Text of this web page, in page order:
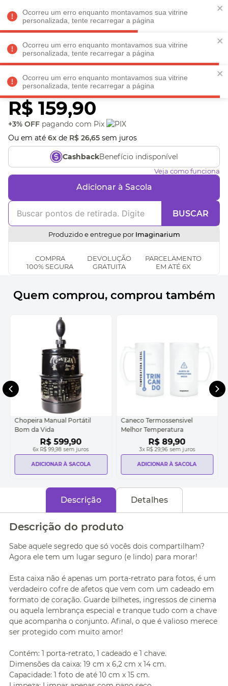
Ocorreu um erro enquanto montavamos sua vitrine
personalizada, tente recarregar a página
Ocorreu um erro enquanto montavamos sua vitrine
personalizada, tente recarregar a página
Ocorreu um erro enquanto montavamos sua vitrine
personalizada, tente recarregar a página
Faltam REGULAMENTO
Veja produtos perto de você! Informe seu CEP
Porta-Retrato Caixa
Cápsula Do Amor
R$ 159,90
+3% OFF pagando com Pix
Ou em até 6x de R$ 26,65 sem juros
CashbackBenefício indisponível
Veja como funciona
Adicionar à Sacola
BUSCAR
Produzido e entregue por Imaginarium
COMPRA
100% SEGURA
DEVOLUÇÃO
GRATUITA
PARCELAMENTO
EM ATÉ 6X
Quem comprou, comprou também
Chopeira Manual Portátil
Bom da Vida
R$ 599,90
6x R$ 99,98 sem juros
ADICIONAR À SACOLA
Caneco Termossensivel
Melhor Temperatura
R$ 89,90
3x R$ 29,96 sem juros
ADICIONAR À SACOLA
Descrição Detalhes
Descrição do produto
Sabe aquele segredo que só vocês dois compartilham?
Agora ele tem um lugar seguro (e lindo) para morar!
Esta caixa não é apenas um porta-retrato para fotos, é um
verdadeiro cofre de afetos que vem com um cadeado em
formato de coração. Guarde bilhetes, ingressos de cinema
ou aquela lembrança especial e tranque tudo com a chave
que acompanha o conjunto. Afinal, o que é valioso merece
ser protegido com muito amor!
Contém: 1 porta-retrato, 1 cadeado e 1 chave.
Dimensões da caixa: 19 cm x 6,2 cm x 14 cm.
Capacidade: 1 foto de até 10 cm x 15 cm.